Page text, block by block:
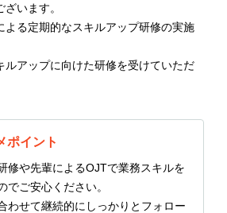
います。
る定期的なスキルアップ研修の実施
アップに向けた研修を受けていただ
ポイント
修や先輩によるOJTで業務スキルを
でご安心ください。
わせて継続的にしっかりとフォロー